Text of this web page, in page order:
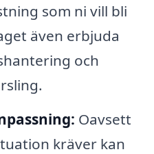
som ni vill bli
även erbjuda
och
Oavsett
kräver kan